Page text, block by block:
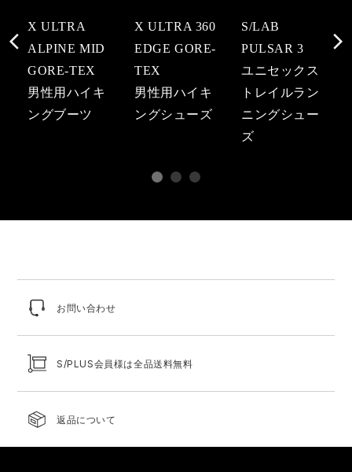
X ULTRA
ALPINE MID
GORE-TEX
男性用ハイキ
ングブーツ
X ULTRA 360
EDGE GORE-
TEX
男性用ハイキ
ングシューズ
S/LAB
PULSAR 3
ユニセックス
トレイルラン
ニングシュー
ズ
お問い合わせ
S/PLUS会員様は全品送料無料
返品について